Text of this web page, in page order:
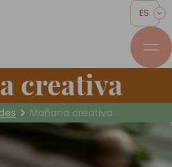
ES
creativa
Mañana creativa